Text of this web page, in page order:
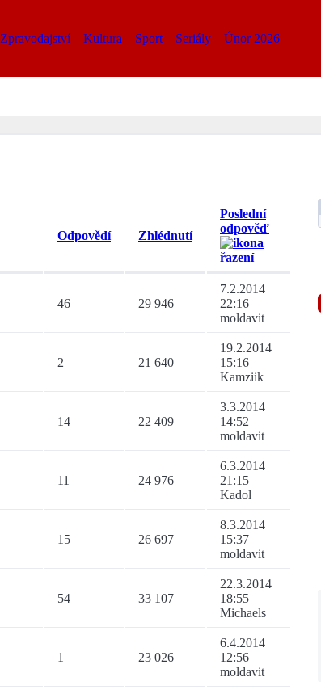
Zpravodajství Kultura Sport Seriály Únor 2026
Odpovědí Zhlédnutí
Poslední
odpověď
46 29 946
7.2.2014
22:16
moldavit
2 21 640
19.2.2014
15:16
Kamziik
14 22 409
3.3.2014
14:52
moldavit
11 24 976
6.3.2014
21:15
Kadol
15 26 697
8.3.2014
15:37
moldavit
54 33 107
22.3.2014
18:55
Michaels
1 23 026
6.4.2014
12:56
moldavit